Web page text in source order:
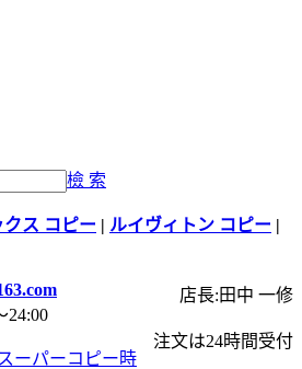
檢 索
クス コピー | ルイヴィトン コピー |
店長:田中 一修
24:00
注文は24時間受付
スーパーコピー時